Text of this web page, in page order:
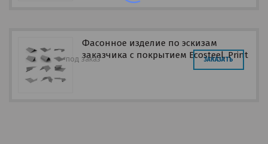
Фасонное изделие по эскизам
заказчика с покрытием Ecosteel, Print
под заказ ЗАКАЗАТЬ